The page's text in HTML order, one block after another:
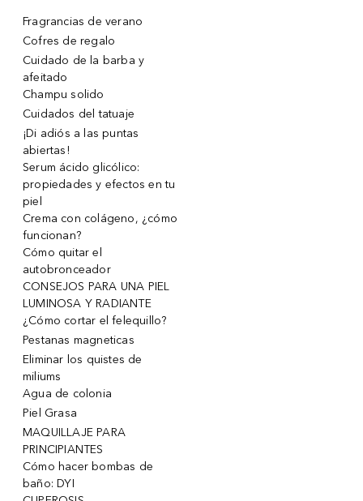
Fragrancias de verano
Cofres de regalo
Cuidado de la barba y
afeitado
Champu solido
Cuidados del tatuaje
¡Di adiós a las puntas
abiertas!
Serum ácido glicólico:
propiedades y efectos en tu
piel
Crema con colágeno, ¿cómo
funcionan?
Cómo quitar el
autobronceador
CONSEJOS PARA UNA PIEL
LUMINOSA Y RADIANTE
¿Cómo cortar el felequillo?
Pestanas magneticas
Eliminar los quistes de
miliums
Agua de colonia
Piel Grasa
MAQUILLAJE PARA
PRINCIPIANTES
Cómo hacer bombas de
baño: DYI